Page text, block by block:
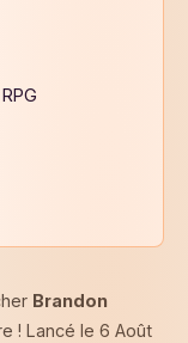
Brandon
! Lancé le 6 Août